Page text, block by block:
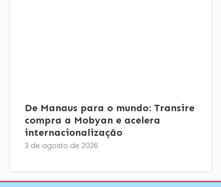
De Manaus para o mundo: Transire
compra a Mobyan e acelera
internacionalização
3 de agosto de 2026